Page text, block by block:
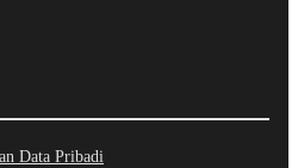
Data Pribadi